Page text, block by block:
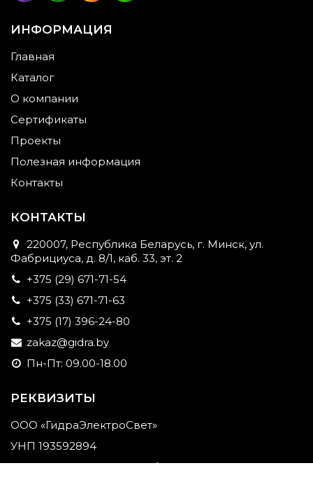
ИНФОРМАЦИЯ
Главная
Каталог
О компании
Сертификаты
Проекты
Полезная информация
Контакты
КОНТАКТЫ
220007, Республика Беларусь, г. Минск, ул.
Фабрициуса, д. 8/1, каб. 33, эт. 2
+375 (29) 671-71-54
+375 (33) 671-71-63
+375 (17) 396-24-80
zakaz@gidra.by
Пн-Пт: 09.00-18.00
РЕКВИЗИТЫ
ООО «ГидраЭлектроСвет»
УНП 193592894
Юр. адрес: 220007, Республика Беларусь, г. Минск,